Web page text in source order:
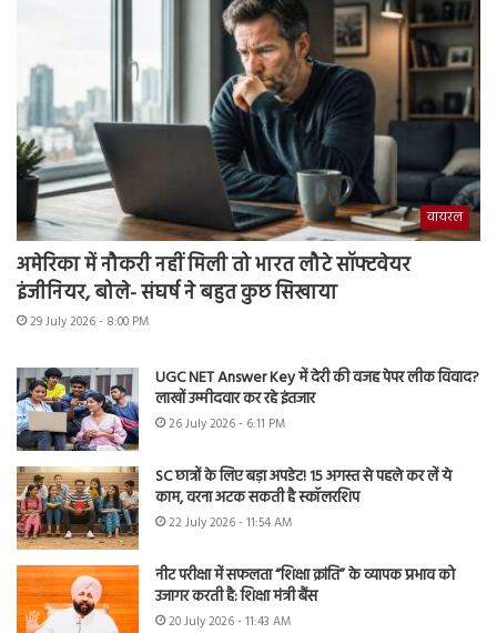
वायरल
अमेरिका में नौकरी नहीं मिली तो भारत लौटे सॉफ्टवेयर
इंजीनियर, बोले- संघर्ष ने बहुत कुछ सिखाया
29 July 2026 - 8:00 PM
UGC NET Answer Key में देरी की वजह पेपर लीक विवाद?
लाखों उम्मीदवार कर रहे इंतजार
26 July 2026 - 6:11 PM
SC छात्रों के लिए बड़ा अपडेट! 15 अगस्त से पहले कर लें ये
काम, वरना अटक सकती है स्कॉलरशिप
22 July 2026 - 11:54 AM
नीट परीक्षा में सफलता “शिक्षा क्रांति” के व्यापक प्रभाव को
उजागर करती है: शिक्षा मंत्री बैंस
20 July 2026 - 11:43 AM